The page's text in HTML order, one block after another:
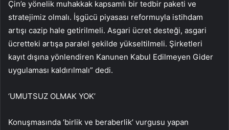
Çin’e yönelik muhakkak kapsamlı bir tedbir paketi ve
stratejimiz olmalı. İşgücü piyasası reformuyla istihdam
artışı cazip hale getirilmeli. Asgari ücret desteği, asgari
ücretteki artışa paralel şekilde yükseltilmeli. Şirketleri
kayıt dışına yönlendiren Kanunen Kabul Edilmeyen Gider
uygulaması kaldırılmalı” dedi.
‘UMUTSUZ OLMAK YOK’
Konuşmasında ‘birlik ve beraberlik’ vurgusu yapan